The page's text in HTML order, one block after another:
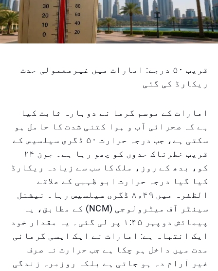
قریب ۵۰ درجے: امارات میں غیرمعمولی حدت
ریکارڈ کی گئی
امارات کے موسم گرما نے دوبارہ ثابت کیا
ہے کہ صحرائی آب و ہوا کتنی شدت کا حامل ہو
سکتی ہے، جب درجہ حرارت ۵۰ ڈگری سیلسیس کے
قریب خطرناک حدوں کو چھو رہا ہے۔ جون ۲۴
کو، بدھ کے روز، ملک کا سب سے زیادہ ریکارڈ
کیا گیا درجہ حرارت ابو ظہبی کے علاقے
الظفرہ میں ۴۹ء۸ ڈگری سیلسیس رہا۔ نیشنل
سینٹر آف میٹرولوجی (NCM) کے مطابق، یہ
پیمائش دوپہر ۱:۴۵ پر لی گئی۔ یہ مقدار خود
ایک انتباہ ہے: امارات نے ایک ایسی گرمائی
مدت میں داخل ہو چکا ہے جب حرارت نہ صرف
غیر آرام دہ ہو جاتی ہے بلکہ روزمرہ زندگی